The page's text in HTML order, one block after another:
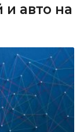
и авто на